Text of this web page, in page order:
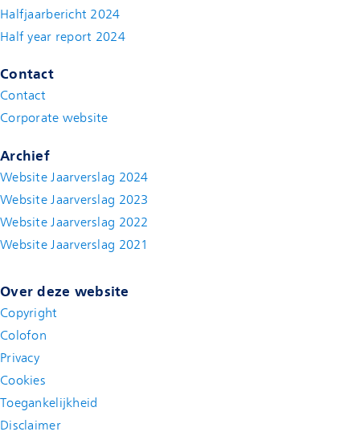
Halfjaarbericht 2024
Half year report 2024(new window)
Contact
Contact
Corporate website
Archief
Website Jaarverslag 2024
Website Jaarverslag 2023
Website Jaarverslag 2022
Website Jaarverslag 2021
Over deze website
Copyright
Colofon
Privacy
Cookies
Toegankelijkheid
Disclaimer(new window)